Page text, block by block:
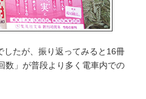
したが、振り返ってみると16冊
数」が普段より多く電車内での